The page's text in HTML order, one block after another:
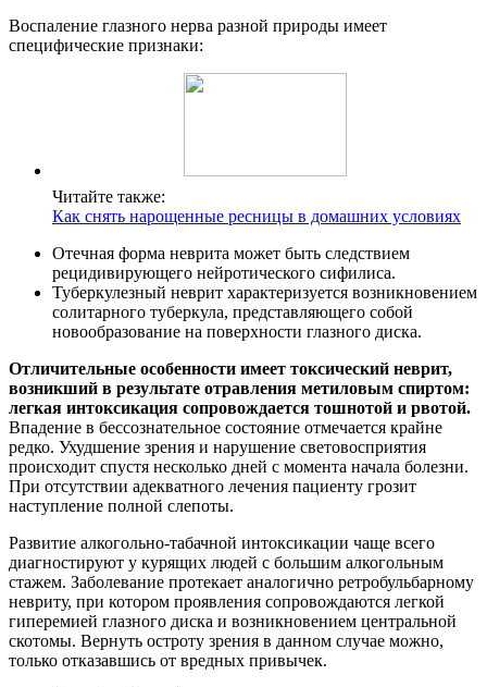
Воспаление глазного нерва разной природы имеет
специфические признаки:
Читайте также:
Как снять нарощенные ресницы в домашних условиях
Отечная форма неврита может быть следствием
рецидивирующего нейротического сифилиса.
Туберкулезный неврит характеризуется возникновением
солитарного туберкула, представляющего собой
новообразование на поверхности глазного диска.
Отличительные особенности имеет токсический неврит,
возникший в результате отравления метиловым спиртом:
легкая интоксикация сопровождается тошнотой и рвотой.
Впадение в бессознательное состояние отмечается крайне
редко. Ухудшение зрения и нарушение световосприятия
происходит спустя несколько дней с момента начала болезни.
При отсутствии адекватного лечения пациенту грозит
наступление полной слепоты.
Развитие алкогольно-табачной интоксикации чаще всего
диагностируют у курящих людей с большим алкогольным
стажем. Заболевание протекает аналогично ретробульбарному
невриту, при котором проявления сопровождаются легкой
гиперемией глазного диска и возникновением центральной
скотомы. Вернуть остроту зрения в данном случае можно,
только отказавшись от вредных привычек.